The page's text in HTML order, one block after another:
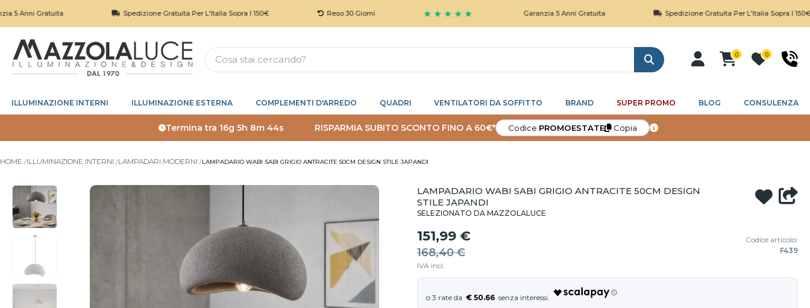
Gratuita Spedizione Gratuita Per L'Italia Sopra I 150€ Reso 30 Giorni ★ ★ ★ ★ ★ Garanzia 5 Anni Gratuita Spedizione Gratuita Per L'Italia Sopra I 150€
Cerca
0 0
ILLUMINAZIONE INTERNI ILLUMINAZIONE ESTERNA COMPLEMENTI D'ARREDO QUADRI VENTILATORI DA SOFFITTO BRAND SUPER PROMO BLOG CONSULENZA
Termina tra 16g 5h 8m 43s RISPARMIA SUBITO SCONTO FINO A 60€* Codice:PROMOESTATE Copia
HOME ILLUMINAZIONE INTERNI LAMPADARI MODERNI LAMPADARIO WABI SABI GRIGIO ANTRACITE 50CM DESIGN STILE JAPANDI
LAMPADARIO WABI SABI GRIGIO ANTRACITE 50CM DESIGN
STILE JAPANDI
SELEZIONATO DA MAZZOLALUCE
151,99 €
168,40 €
IVA incl.
Codice articolo:
F439
€ 50.66